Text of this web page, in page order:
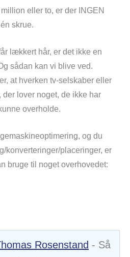
eller to, er der INGEN
skrue.
lækkert hår, er det ikke en
sådan kan vi blive ved.
at hverken tv-selskaber eller
der lover noget, de ikke har
overholde.
og du
konverteringer/placeringer, er
bruge til noget overhovedet:
Rosenstand - Så